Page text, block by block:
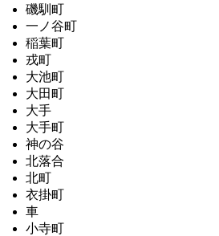
磯馴町
一ノ谷町
稲葉町
戎町
大池町
大田町
大手
大手町
神の谷
北落合
北町
衣掛町
車
小寺町